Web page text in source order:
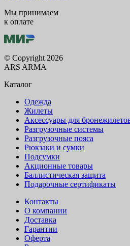
Мы принимаем
к оплате
© Copyright 2026
ARS ARMA
Каталог
Одежда
Жилеты
Аксессуары для
Разгрузочные системы
Разгрузочные пояса
Рюкзаки и сумки
Подсумки
Акционные товары
Баллистическая защита
Подарочные сертификаты
Контакты
О компании
Доставка
Гарантии
Оферта